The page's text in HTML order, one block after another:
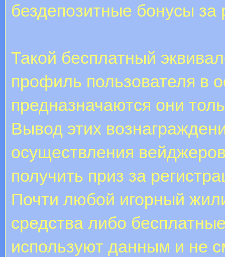
бездепозитные бонусы за
Такой бесплатный
профиль пользователя в
предназначаются они
Вывод этих
осуществления
получить приз за
Почти любой игорный
средства либо
используют данным и не